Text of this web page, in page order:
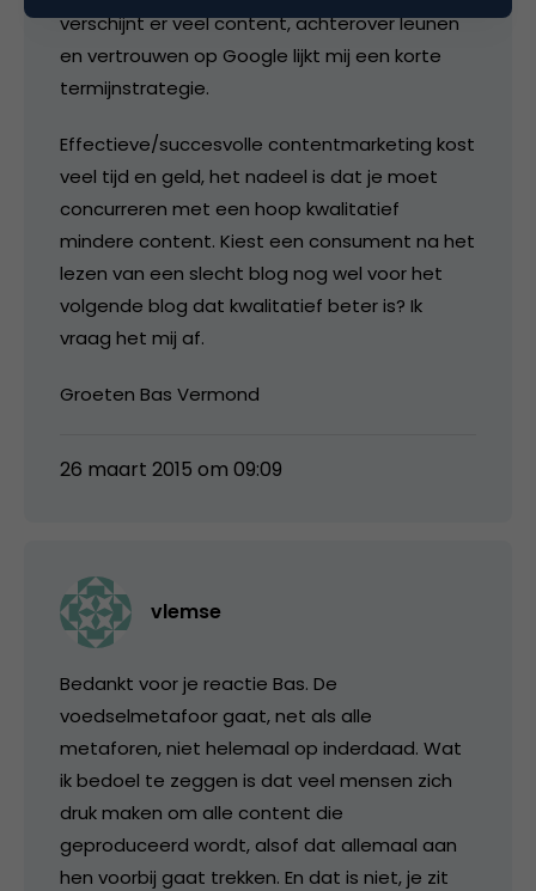
verschijnt er veel content, achterover leunen
en vertrouwen op Google lijkt mij een korte
termijnstrategie.
Effectieve/succesvolle contentmarketing kost
veel tijd en geld, het nadeel is dat je moet
concurreren met een hoop kwalitatief
mindere content. Kiest een consument na het
lezen van een slecht blog nog wel voor het
volgende blog dat kwalitatief beter is? Ik
vraag het mij af.
Groeten Bas Vermond
26 maart 2015 om 09:09
vlemse
Bedankt voor je reactie Bas. De
voedselmetafoor gaat, net als alle
metaforen, niet helemaal op inderdaad. Wat
ik bedoel te zeggen is dat veel mensen zich
druk maken om alle content die
geproduceerd wordt, alsof dat allemaal aan
hen voorbij gaat trekken. En dat is niet, je zit